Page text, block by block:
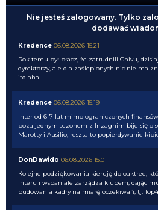
Nie jesteś zalogowany. Tylko
dodawać
Kredence 06.08.2026 15:21
Rok temu był płacz, że zatrudnili Chivu,
dyrektorzy, ale dla zaślepionych nic nie ma
itd aha
Kredence 06.08.2026 15:19
Inter od 6-7 lat mimo ograniczonych
poza jednym sezonem z Inzaghim bije się o
Marotty i Ausilio, reszta to popierdywanie
DonDawido 06.08.2026 15:01
Kolejne podziękowania kieruję do oaktree,
Interu i wspaniale zarządza klubem, dając
budowania kadry na miarę oczekiwań, tj.